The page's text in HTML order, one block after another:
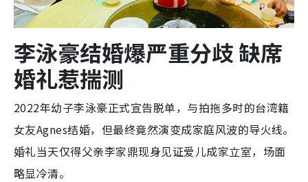
李泳豪结婚爆严重分歧 缺席
婚礼惹揣测
2022年幼子李泳豪正式宣告脱单，与拍拖多时的台湾籍
女友Agnes结婚，但最终竟然演变成家庭风波的导火线。
婚礼当天仅得父亲李家鼎现身见证爱儿成家立室，场面
略显冷清。